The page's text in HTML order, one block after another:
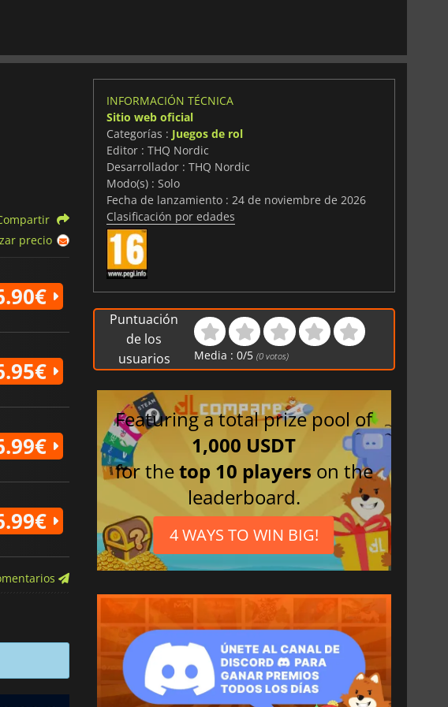
precio
INFORMACIÓN TÉCNICA
Sitio web oficial
Categorías : Juegos de rol
Editor : THQ Nordic
Desarrollador : THQ Nordic
Modo(s) : Solo
Fecha de lanzamiento : 24 de noviembre de 2026
Clasificación por edades
Puntuación
de los
usuarios
Media :0/5 (0 votos)
Featuring a total prize pool of
1,000 USDT
for thetop 10 players on the
leaderboard.
4 WAYS TO WIN BIG!